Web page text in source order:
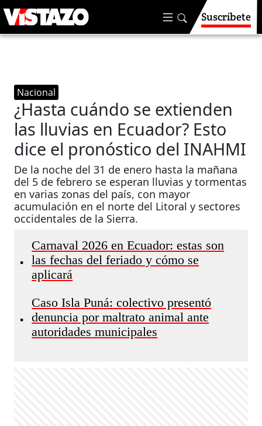
Suscríbete
Nacional
¿Hasta cuándo se extienden
las lluvias en Ecuador? Esto
dice el pronóstico del INAHMI
De la noche del 31 de enero hasta la mañana
del 5 de febrero se esperan lluvias y tormentas
en varias zonas del país, con mayor
acumulación en el norte del Litoral y sectores
occidentales de la Sierra.
•
Carnaval 2026 en Ecuador: estas son
las fechas del feriado y cómo se
aplicará
•
Caso Isla Puná: colectivo presentó
denuncia por maltrato animal ante
autoridades municipales